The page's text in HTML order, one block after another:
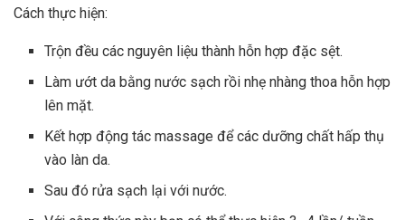
Cách thực hiện:
Trộn đều các nguyên liệu thành hỗn hợp đặc sệt.
Làm ướt da bằng nước sạch rồi nhẹ nhàng thoa hỗn hợp
lên mặt.
Kết hợp động tác massage để các dưỡng chất hấp thụ
vào làn da.
Sau đó rửa sạch lại với nước.